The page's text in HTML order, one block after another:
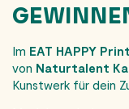
Im EAT HAPPY
von Naturtalent
Kunstwerk für dein